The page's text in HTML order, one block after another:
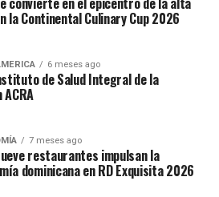
la Continental Culinary Cup 2026
6 meses ago
de Salud Integral de la
ACRA
7 meses ago
restaurantes impulsan la
dominicana en RD Exquisita 2026